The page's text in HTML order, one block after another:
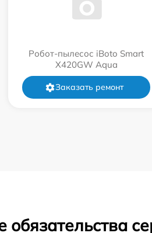
Робот-пылесос iBoto Smart
Х420GW Aqua
Заказать ремонт
обязательства